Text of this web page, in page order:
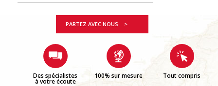
PARTEZ AVEC NOUS >
Des spécialistes
à votre écoute
100% sur mesure Tout compris